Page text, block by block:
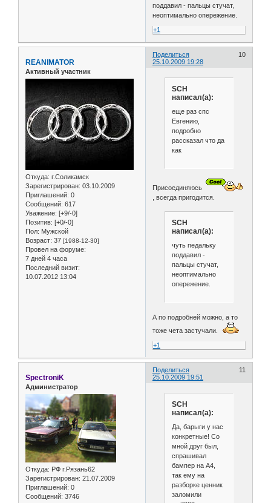
поддавил - пальцы стучат,
неоптимально опережение.
+1
Поделиться
10
25.10.2009 19:28
REANIMATOR
Активный участник
Откуда: г.Соликамск
Зарегистрирован: 03.10.2009
Приглашений: 0
Сообщений: 617
Уважение: [+9/-0]
Позитив: [+0/-0]
Пол: Мужской
Возраст: 37 [1988-12-30]
Провел на форуме:
7 дней 4 часа
Последний визит:
10.07.2012 13:04
SCH
написал(а):
еще раз спс
Евгению,
подробно
рассказал что да
как
Присоединяюсь
, всегда пригодится.
SCH
написал(а):
чуть педальку
поддавил -
пальцы стучат,
неоптимально
опережение.
А по подробней можно, а то
тоже чета застучали.
+1
Поделиться
11
25.10.2009 19:51
SpectroniK
Администратор
Откуда: РФ г.Рязань62
Зарегистрирован: 21.07.2009
Приглашений: 0
Сообщений: 3746
SCH
написал(а):
Да, барыги у нас
конкретные! Со
мной друг был,
спрашивал
бампер на А4,
так ему на
разборке ценник
заломили